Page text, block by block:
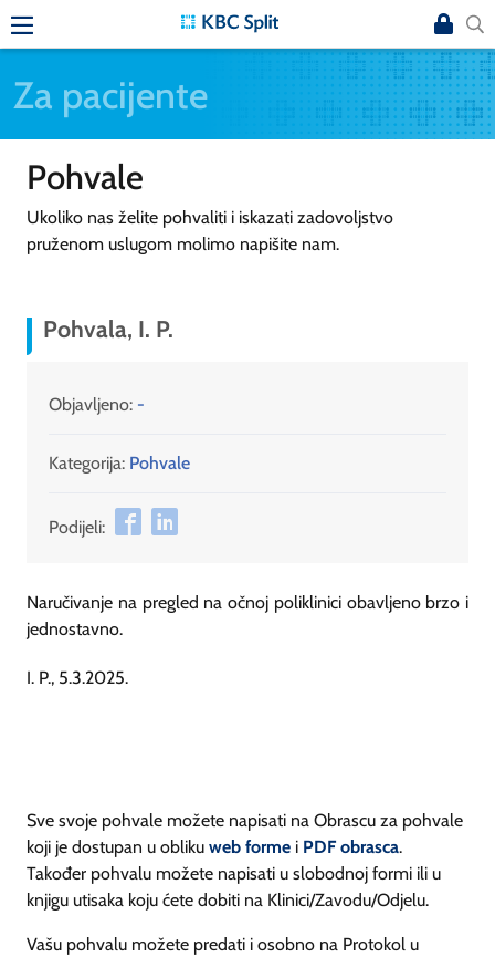
Za pacijente
Pohvale
Ukoliko nas želite pohvaliti i iskazati zadovoljstvo
pruženom uslugom molimo napišite nam.
Pohvala, I. P.
Objavljeno: -
Kategorija: Pohvale
Podijeli:
Naručivanje na pregled na očnoj poliklinici obavljeno brzo i
jednostavno.
I. P., 5.3.2025.
Sve svoje pohvale možete napisati na Obrascu za pohvale
koji je dostupan u obliku web forme i PDF obrasca.
Također pohvalu možete napisati u slobodnoj formi ili u
knjigu utisaka koju ćete dobiti na Klinici/Zavodu/Odjelu.
Vašu pohvalu možete predati i osobno na Protokol u